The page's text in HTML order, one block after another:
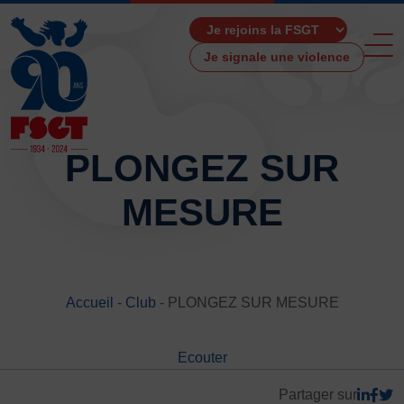
Je signale une violence
Les Boutiques F.S.G.T
PLONGEZ SUR
MESURE
Accueil - Club - PLONGEZ SUR MESURE
Ecouter
Partager sur